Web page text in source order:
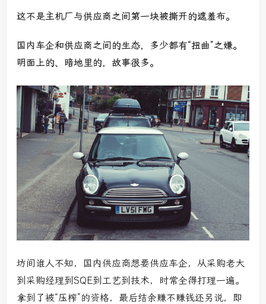
这不是主机厂与供应商之间第一块被撕开的遮羞布。
国内车企和供应商之间的生态，多少都有“扭曲”之嫌。
明面上的、暗地里的，故事很多。
坊间谁人不知，国内供应商想要供应车企，从采购老大
到采购经理到SQE到工艺到技术，时常全得打理一遍。
拿到了被“压榨”的资格，最后结余赚不赚钱还另说，即